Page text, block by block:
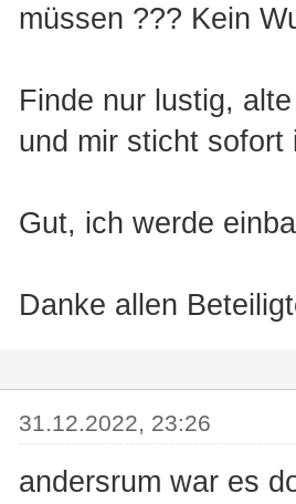
müssen ??? Kein
Finde nur lustig,
und mir sticht sofort
Gut, ich werde
Danke allen
31.12.2022, 23:26
andersrum war es